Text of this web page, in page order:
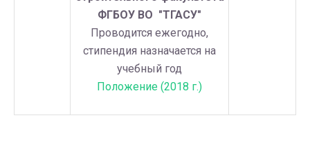
ФГБОУ ВО "ТГАСУ"
Проводится ежегодно,
стипендия назначается на
учебный год
Положение (2018 г.)